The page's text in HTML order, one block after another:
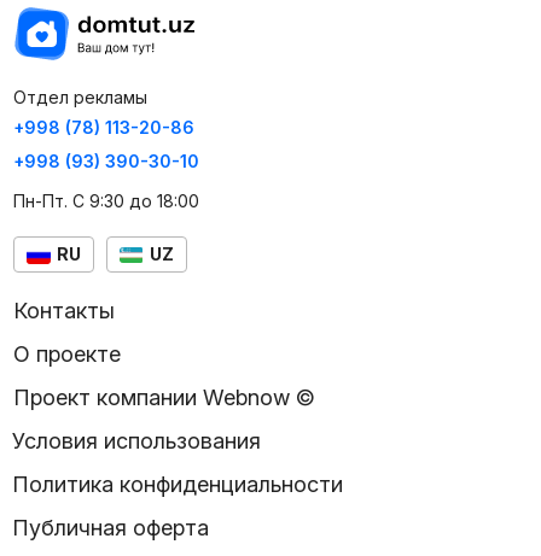
Отдел рекламы
+998 (78) 113-20-86
+998 (93) 390-30-10
Пн-Пт. С 9:30 до 18:00
RU UZ
Контакты
О проекте
Проект компании Webnow ©
Условия использования
Политика конфиденциальности
Публичная оферта